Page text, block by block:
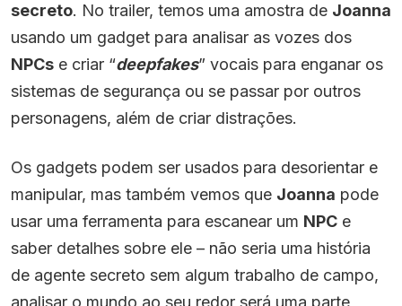
secreto. No trailer, temos uma amostra de Joanna
usando um gadget para analisar as vozes dos
NPCs e criar “deepfakes” vocais para enganar os
sistemas de segurança ou se passar por outros
personagens, além de criar distrações.
Os gadgets podem ser usados para desorientar e
manipular, mas também vemos que Joanna pode
usar uma ferramenta para escanear um NPC e
saber detalhes sobre ele – não seria uma história
de agente secreto sem algum trabalho de campo,
analisar o mundo ao seu redor será uma parte